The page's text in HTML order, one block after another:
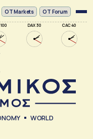
DAX 30 CAC 40
ΟΤ Markets OT Forum
WORLD